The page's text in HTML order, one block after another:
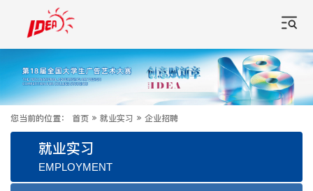
您当前的位置： 首页 » 就业实习 » 企业招聘
就业实习
EMPLOYMENT